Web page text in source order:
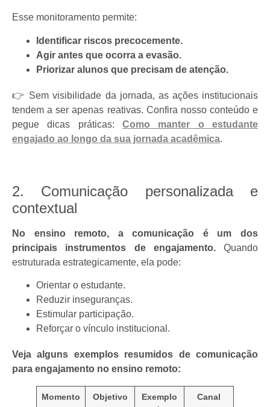
Esse monitoramento permite:
Identificar riscos precocemente.
Agir antes que ocorra a evasão.
Priorizar alunos que precisam de atenção.
👉 Sem visibilidade da jornada, as ações institucionais
tendem a ser apenas reativas. Confira nosso conteúdo e
pegue dicas práticas: Como manter o estudante
engajado ao longo da sua jornada acadêmica.
2. Comunicação personalizada e
contextual
No ensino remoto, a comunicação é um dos
principais instrumentos de engajamento. Quando
estruturada estrategicamente, ela pode:
Orientar o estudante.
Reduzir inseguranças.
Estimular participação.
Reforçar o vínculo institucional.
Veja alguns exemplos resumidos de comunicação
para engajamento no ensino remoto:
Momento Objetivo
Exemplo
Canal